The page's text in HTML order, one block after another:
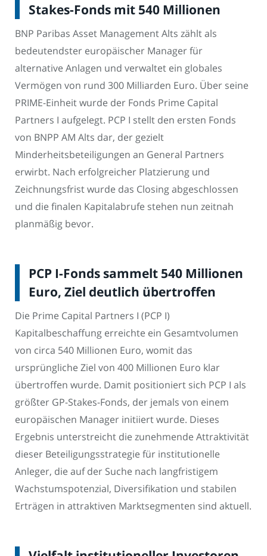
Stakes-Fonds mit 540 Millionen
BNP Paribas Asset Management Alts zählt als
bedeutendster europäischer Manager für
alternative Anlagen und verwaltet ein globales
Vermögen von rund 300 Milliarden Euro. Über seine
PRIME-Einheit wurde der Fonds Prime Capital
Partners I aufgelegt. PCP I stellt den ersten Fonds
von BNPP AM Alts dar, der gezielt
Minderheitsbeteiligungen an General Partners
erwirbt. Nach erfolgreicher Platzierung und
Zeichnungsfrist wurde das Closing abgeschlossen
und die finalen Kapitalabrufe stehen nun zeitnah
planmäßig bevor.
PCP I-Fonds sammelt 540 Millionen
Euro, Ziel deutlich übertroffen
Die Prime Capital Partners I (PCP I)
Kapitalbeschaffung erreichte ein Gesamtvolumen
von circa 540 Millionen Euro, womit das
ursprüngliche Ziel von 400 Millionen Euro klar
übertroffen wurde. Damit positioniert sich PCP I als
größter GP-Stakes-Fonds, der jemals von einem
europäischen Manager initiiert wurde. Dieses
Ergebnis unterstreicht die zunehmende Attraktivität
dieser Beteiligungsstrategie für institutionelle
Anleger, die auf der Suche nach langfristigem
Wachstumspotenzial, Diversifikation und stabilen
Erträgen in attraktiven Marktsegmenten sind aktuell.